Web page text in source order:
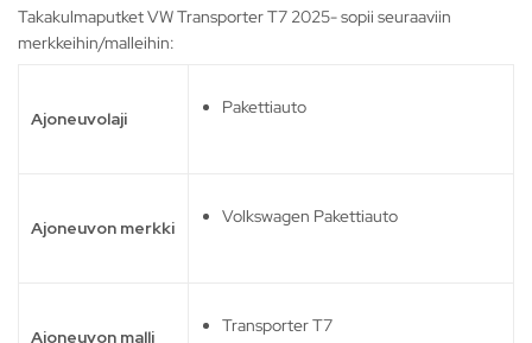
Takakulmaputket VW Transporter T7 2025- sopii seuraaviin
merkkeihin/malleihin:
Ajoneuvolaji
Pakettiauto
Ajoneuvon merkki
Volkswagen Pakettiauto
Ajoneuvon malli
Transporter T7